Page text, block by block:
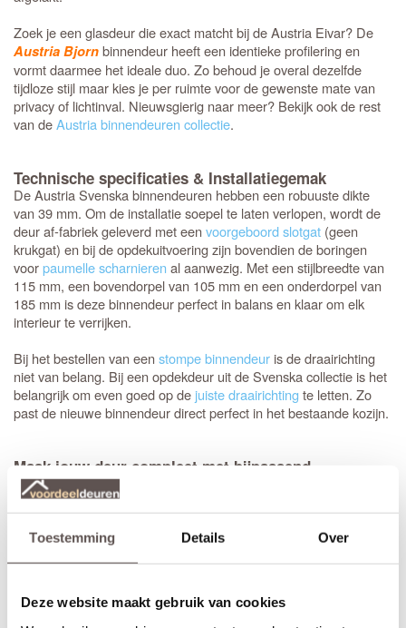
Toestemming Details Over
Deze website maakt gebruik van cookies
Zoek je een glasdeur die exact matcht bij de Austria Eivar? De
Austria Bjornbinnendeur heeft een identieke profilering en
vormt daarmee het ideale duo. Zo behoud je overal dezelfde
tijdloze stijl maar kies je per ruimte voor de gewenste mate van
privacy of lichtinval. Nieuwsgierig naar meer? Bekijk ook de rest
van deAustria binnendeuren collectie.
Technische specificaties & Installatiegemak
De Austria Svenska binnendeuren hebben een robuuste dikte
van 39 mm. Om de installatie soepel te laten verlopen, wordt de
deur af-fabriek geleverd met eenvoorgeboord slotgat (geen
krukgat) en bij de opdekuitvoering zijn bovendien de boringen
voorpaumelle scharnieren al aanwezig. Met een stijlbreedte van
115 mm, een bovendorpel van 105 mm en een onderdorpel van
185 mm is deze binnendeur perfect in balans en klaar om elk
interieur te verrijken.
Bij het bestellen van eenstompe binnendeur is de draairichting
niet van belang. Bij een opdekdeur uit de Svenska collectie is het
belangrijk om even goed op de juiste draairichtingte letten. Zo
past de nieuwe binnendeur direct perfect in het bestaande kozijn.
Maak jouw deur compleet met bijpassend
deurbeslag
Kies voor gemak en voeg direct bijpassend deurbeslag toe van
Austria of een ander bekend merk. De Austria Eivar leent zich
uitstekend voor een combinatie metVeralux deurbeslag, dat
scharnieren. Meestal wordt gekozen voor een89 mm